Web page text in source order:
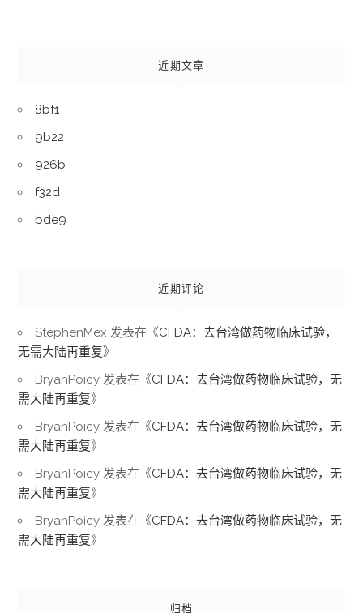
近期文章
8bf1
9b22
926b
f32d
bde9
近期评论
StephenMex 发表在《CFDA：去台湾做药物临床试验，
无需大陆再重复》
BryanPoicy 发表在《CFDA：去台湾做药物临床试验，无
需大陆再重复》
BryanPoicy 发表在《CFDA：去台湾做药物临床试验，无
需大陆再重复》
BryanPoicy 发表在《CFDA：去台湾做药物临床试验，无
需大陆再重复》
BryanPoicy 发表在《CFDA：去台湾做药物临床试验，无
需大陆再重复》
归档